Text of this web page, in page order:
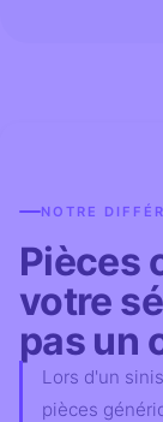
NOTRE
Pièces
votre
pas un
Lors d'un
pièces